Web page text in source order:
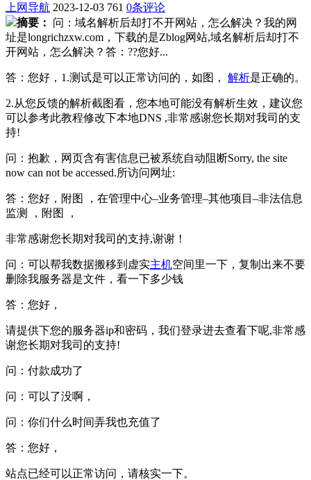
上网导航 2023-12-03 761 0条评论
摘要：
问：域名解析后却打不开网站，怎么解决？我的网
址是longrichzxw.com，下载的是Zblog网站,域名解析后却打不
开网站，怎么解决？答：??您好...
答：您好，1.测试是可以正常访问的，如图， 解析是正确的。
2.从您反馈的解析截图看，您本地可能没有解析生效，建议您
可以参考此教程修改下本地DNS ,非常感谢您长期对我司的支
持!
问：抱歉，网页含有害信息已被系统自动阻断Sorry, the site
now can not be accessed.所访问网址:
答：您好，附图 ，在管理中心–业务管理–其他项目–非法信息
监测 ，附图 ，
非常感谢您长期对我司的支持,谢谢！
问：可以帮我数据搬移到虚实主机空间里一下，复制出来不要
删除我服务器是文件，看一下多少钱
答：您好，
请提供下您的服务器ip和密码，我们登录进去查看下呢,非常感
谢您长期对我司的支持!
问：付款成功了
问：可以了没啊，
问：你们什么时间弄我也充值了
答：您好，
站点已经可以正常访问，请核实一下。